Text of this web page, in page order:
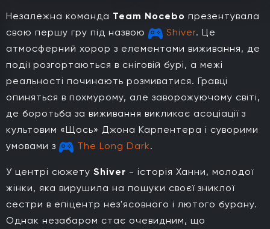
Незалежна команда Team Nocebo презентувала
свою першу гру під назвою
Shiver. Це
атмосферний хорор з елементами виживання, де
події розгортаються в сніговій бурі, а межі
реальності починають розмиватися. Гравці
опиняться в похмурому, але заворожуючому світі,
де боротьба за виживання викликає асоціації з
культовим «Щось» Джона Карпентера і суворими
умовами з
The Long Dark.
У центрі сюжету Shiver - історія Ханни, молодої
жінки, яка вирушила на пошуки своєї зниклої
сестри в епіцентр нез'ясовного і лютого бурану.
Однак незабаром стає очевидним, що